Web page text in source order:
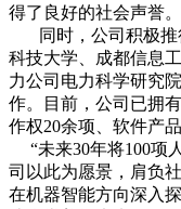
得了良好的社会声誉。
同时，公司积极推
科技大学、成都信息
力公司电力科学研究
作。目前，公司已拥
作权20余项、软件产
“未来30年将100项
司以此为愿景，肩负
在机器智能方向深入